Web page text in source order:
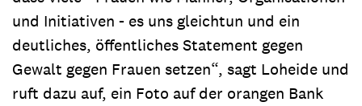
und Initiativen - es uns gleichtun und ein
deutliches, öffentliches Statement gegen
Gewalt gegen Frauen setzen“, sagt Loheide und
ruft dazu auf, ein Foto auf der orangen Bank